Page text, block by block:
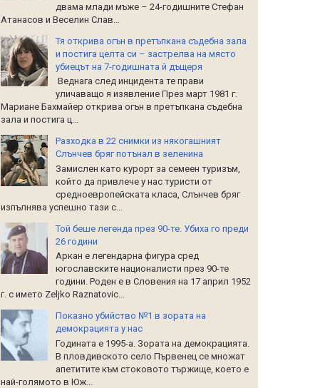
двама млади мъже – 24-годишните Стефан
Атанасов и Веселин Слав...
Тя открива огън в претъпкана съдебна зала
и постига целта си – застрелва на място
убиецът на 7-годишната й дъщеря
Веднага след инцидента те прави
уличаващо я изявление През март 1981 г.
Мариане Бахмайер открива огън в претъпкана съдебна
зала и постига ц...
Разходка в 22 снимки из някогашният
Слънчев бряг потънал в зеленина
Замислен като курорт за семеен туризъм,
който да привлече у нас туристи от
средноевропейската класа, Слънчев бряг
изпълнява успешно тази с...
Той беше легенда през 90-те. Убиха го преди
26 години
Аркан е легендарна фигура сред
югославските националисти през 90-те
години. Роден е в Словения на 17 април 1952
г. с името Zeljko Raznatoviс...
Показно убийство №1 в зората на
демокрацията у нас
Годината е 1995-а. Зората на демокрацията.
В пловдивското село Първенец се множат
апетитите към стоковото тържище, което е
най-голямото в Юж...